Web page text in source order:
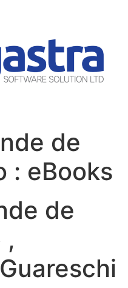
de
: eBooks
de
,